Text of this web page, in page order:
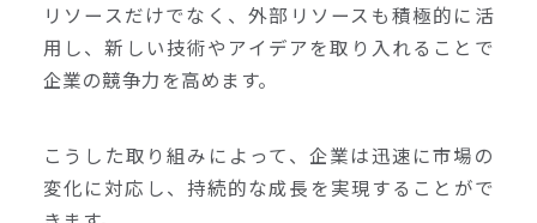
リソースだけでなく、外部リソースも積極的に活
用し、新しい技術やアイデアを取り入れることで
企業の競争力を高めます。
こうした取り組みによって、企業は迅速に市場の
変化に対応し、持続的な成長を実現することがで